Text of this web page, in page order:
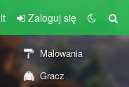
Zaloguj się
Malowania
Gracz